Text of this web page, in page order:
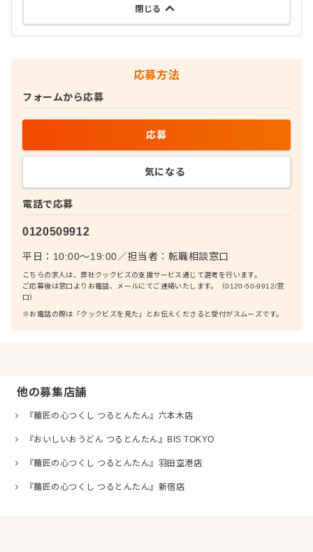
閉じる
応募方法
電話で応募
0120509912
平日：10:00〜19:00／担当者： 転職相談窓口
こちらの求人は、弊社クックビズの支援サービス通じて選考を行います。
ご応募後は窓口よりお電話、メールにてご連絡いたします。（0120-50-9912/窓
口）
※お電話の際は「クックビズを見た」とお伝えくださると受付がスムーズです。
フォームから応募
応募
気になる
他の募集店舗
『麺匠の心つくし つるとんたん』六本木店
『おいしいおうどん つるとんたん』BIS TOKYO
『麺匠の心つくし つるとんたん』羽田空港店
『麺匠の心つくし つるとんたん』新宿店